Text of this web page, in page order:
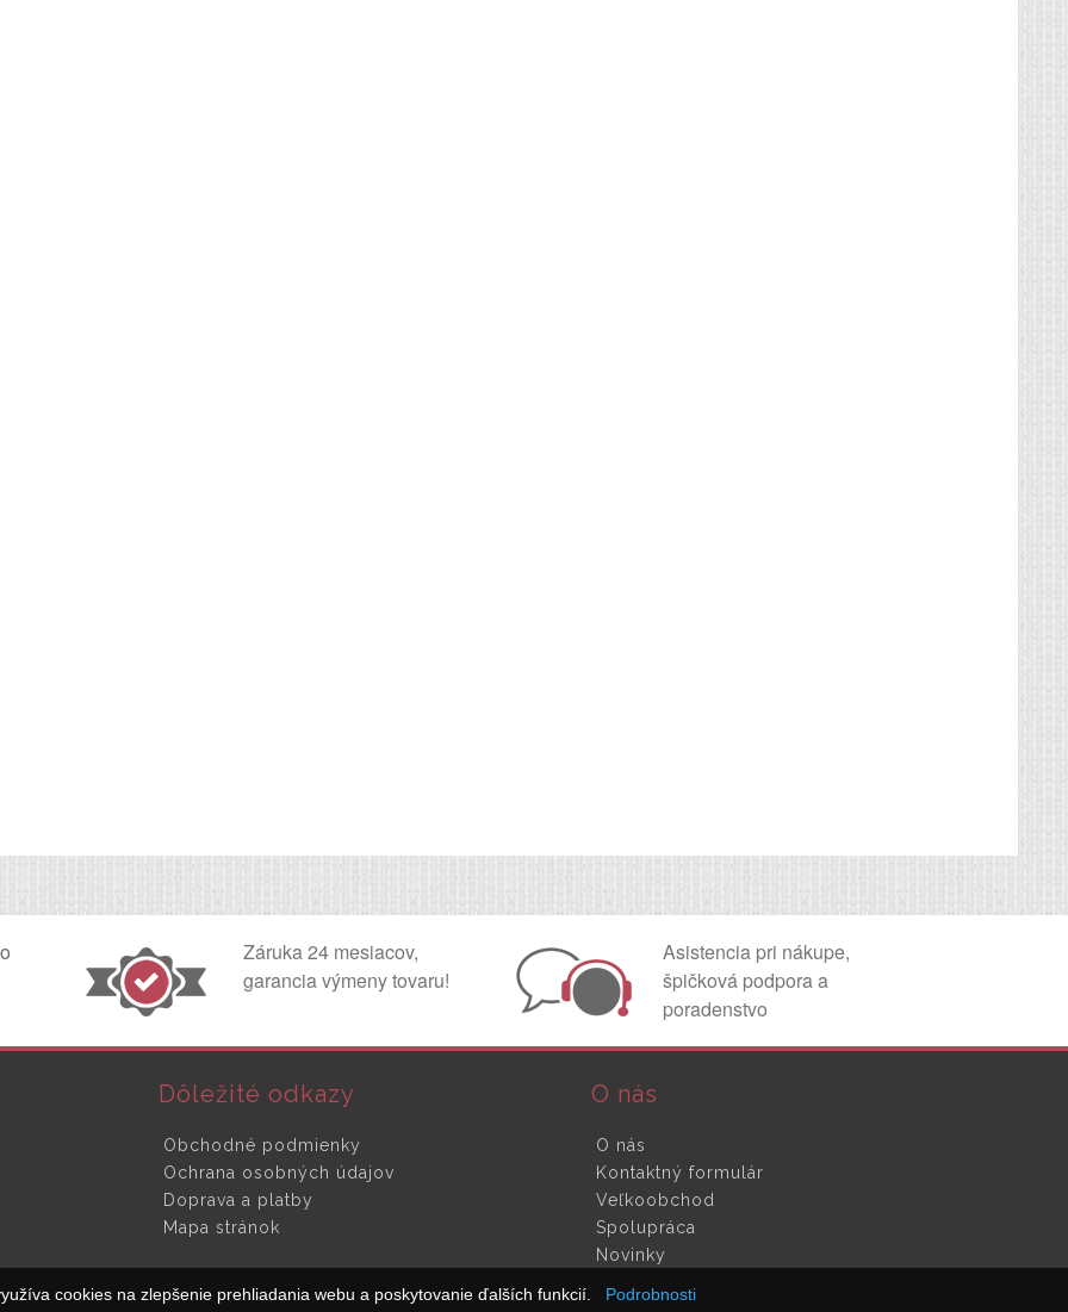
Záruka 24 mesiacov,
garancia výmeny tovaru!
Asistencia pri nákupe,
špičková podpora a
poradenstvo
O nás
O nás
Kontaktný formulár
Veľkoobchod
Spolupráca
Novinky
Dôležité odkazy
Obchodné podmienky
Ochrana osobných údajov
Doprava a platby
Mapa stránok
cookies na zlepšenie prehliadania webu a poskytovanie ďalších funkcií. Podrobnosti